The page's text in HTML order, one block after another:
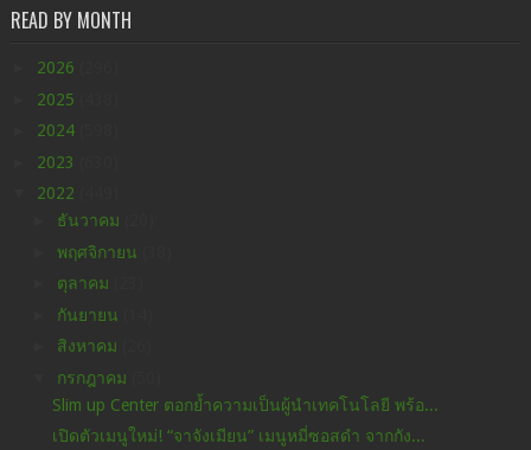
READ BY MONTH
2026
2025
2024
2023
2022
ธันวาคม
พฤศจิกายน
ตุลาคม
กันยายน
สิงหาคม
กรกฎาคม
Slim up Center ตอกย้ำความเป็นผู้นำเทคโนโลยี พร้อ...
เปิดตัวเมนูใหม่! “จาจังเมียน” เมนูหมี่ซอสดำ จากกัง...